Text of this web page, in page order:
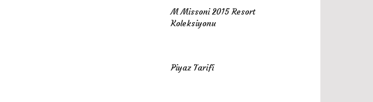
M Missoni 2015 Resort
Koleksiyonu
Piyaz Tarifi